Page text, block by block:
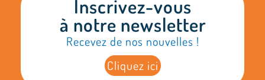
Inscrivez-vous
à notre newsletter
Recevez de nos nouvelles !
Cliquez ici